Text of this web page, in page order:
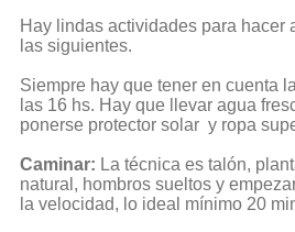
Hay lindas actividades para hacer
las siguientes.
Siempre hay que tener en cuenta
las 16 hs. Hay que llevar agua
ponerse protector solar y ropa
Caminar: La técnica es talón,
natural, hombros sueltos y
la velocidad, lo ideal mínimo 20